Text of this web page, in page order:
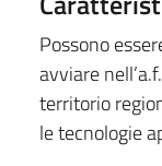
Possono
avviare
territorio
le tecnologie